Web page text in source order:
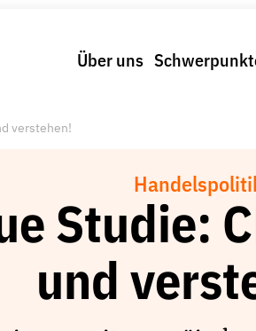
Über uns
verstehen!
Studie:
und